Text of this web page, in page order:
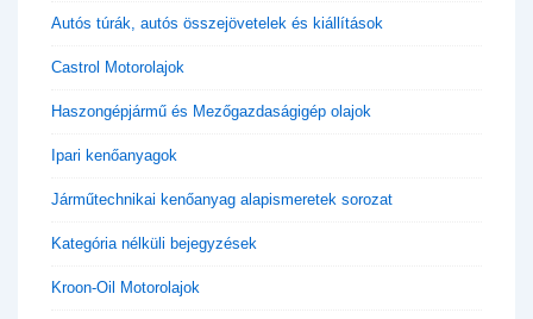
Autós túrák, autós összejövetelek és kiállítások
Castrol Motorolajok
Haszongépjármű és Mezőgazdaságigép olajok
Ipari kenőanyagok
Járműtechnikai kenőanyag alapismeretek sorozat
Kategória nélküli bejegyzések
Kroon-Oil Motorolajok